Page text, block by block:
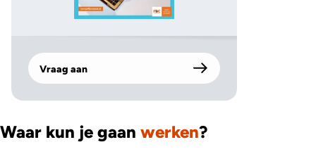
Vraag aan
Waar kun je gaan werken?